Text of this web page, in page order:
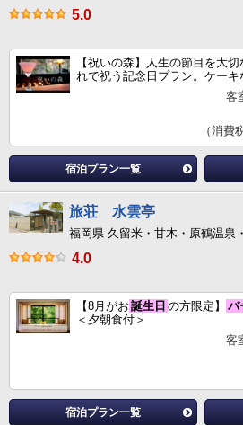
5.0
【祝いの森】人生の節目を大
れで祝う記念日プラン。ケーキ
客
（消費
宿泊プラン一覧
旅荘 水雲亭
福岡県 久留米・甘木・原鶴温泉
4.0
【8月がお 誕生日 の方限定】 バ
＜夕朝食付＞
客
宿泊プラン一覧